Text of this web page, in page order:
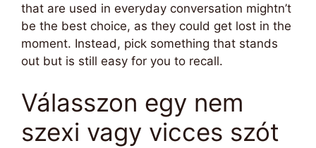
that are used in everyday conversation mightn’t
be the best choice, as they could get lost in the
moment. Instead, pick something that stands
out but is still easy for you to recall.
Válasszon egy nem
szexi vagy vicces szót